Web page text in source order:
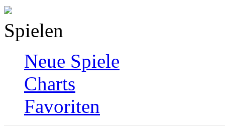
Spielen
Neue Spiele
Charts
Favoriten